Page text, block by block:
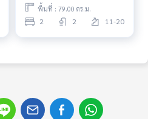
พื้นที่ : 79.00 ตร.ม.
2 2 11-20